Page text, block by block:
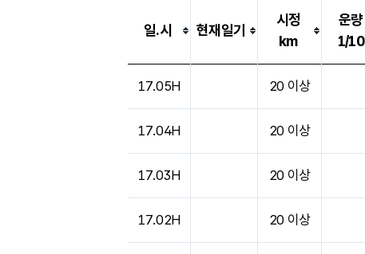
일.시 현재일기
시정
km
운량
1/10
17.05H 20 이상
17.04H 20 이상
17.03H 20 이상
17.02H 20 이상